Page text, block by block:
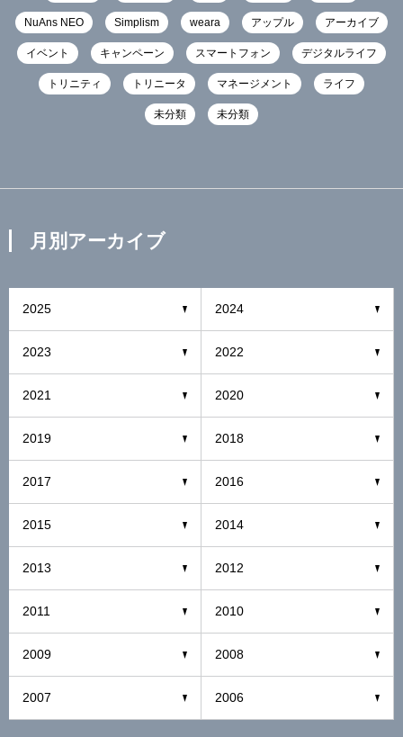
NuAns NEO Simplism weara アップル アーカイブ
イベント キャンペーン スマートフォン デジタルライフ
トリニティ トリニータ マネージメント ライフ
未分類 未分類
月別アーカイブ
2025 2024
2023 2022
2021 2020
2019 2018
2017 2016
2015 2014
2013 2012
2011 2010
2009 2008
2007 2006